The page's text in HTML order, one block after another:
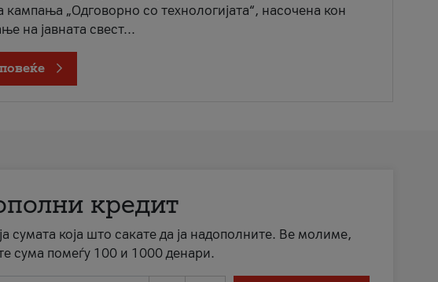
кампања „Одговорно со технологијата“, насочена кон
на јавната свест...
кредит
сумата која што сакате да ја надополните. Ве молиме,
сума помеѓу 100 и 1000 денари.